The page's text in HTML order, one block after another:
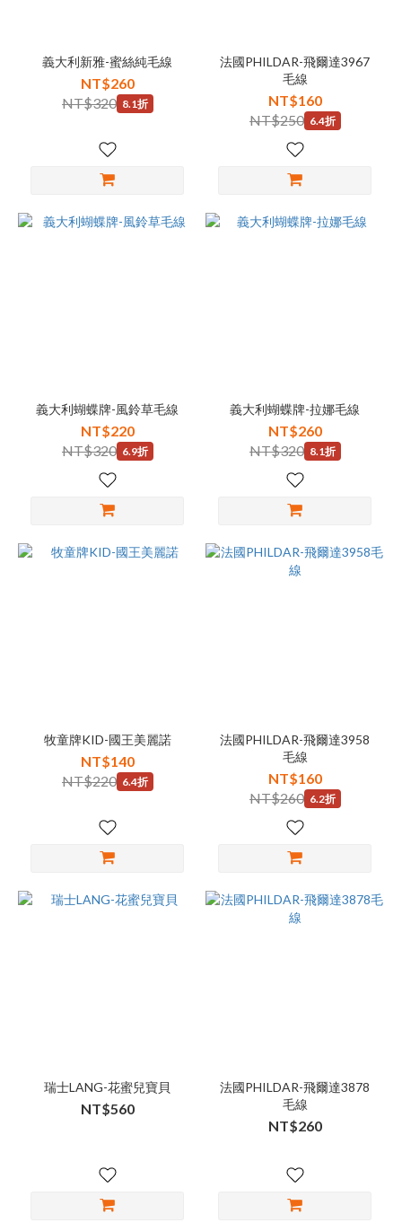
義大利新雅-蜜絲純毛線
NT$260
NT$320 8.1折
法國PHILDAR-飛爾達3967
毛線
NT$160
NT$250 6.4折
義大利蝴蝶牌-風鈴草毛線
NT$220
NT$320 6.9折
義大利蝴蝶牌-拉娜毛線
NT$260
NT$320 8.1折
牧童牌KID-國王美麗諾
NT$140
NT$220 6.4折
法國PHILDAR-飛爾達3958
毛線
NT$160
NT$260 6.2折
瑞士LANG-花蜜兒寶貝
NT$560
法國PHILDAR-飛爾達3878
毛線
NT$260